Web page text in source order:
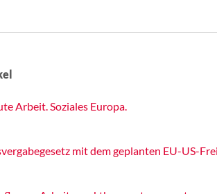
Arbeit. Soziales Europa.
mit dem geplanten EU-US-